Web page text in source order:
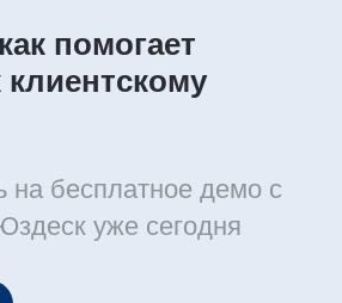
помогает
клиентскому
на бесплатное демо с
уже сегодня